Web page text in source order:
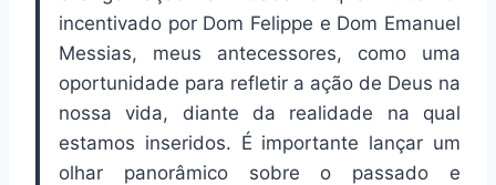
incentivado por Dom Felippe e Dom Emanuel
Messias, meus antecessores, como uma
oportunidade para refletir a ação de Deus na
nossa vida, diante da realidade na qual
estamos inseridos. É importante lançar um
olhar panorâmico sobre o passado e